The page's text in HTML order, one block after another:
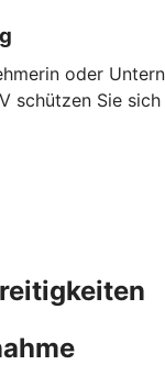
oder
schützen Sie